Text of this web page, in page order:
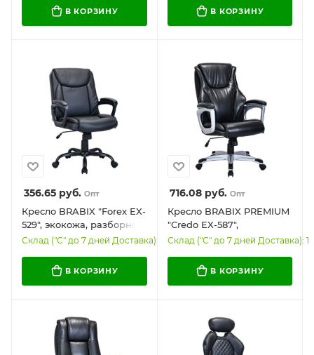
шимо светлый, каркас
черный, 641943
В КОРЗИНУ В КОРЗИНУ
356.65 руб. Опт
Кресло BRABIX "Forex EX-
529", экокожа, разборное
пятилучие, черное,
Склад ("С" до 7 дней Доставка): 216
В КОРЗИНУ
716.08руб. Опт
Кресло BRABIX PREMIUM
"Credo EX-587",
рециклированная кожа,
Склад ("С" до 7 дней Доставка): 1
В КОРЗИНУ